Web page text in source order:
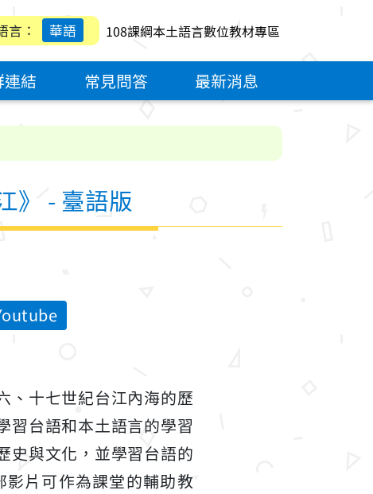
言： 華語 108課綱本土語言數位教材專區
結 常見問答 最新消息
》 - 臺語版
、十七世紀台江內海的歷
習台語和本土語言的學習
史與文化，並學習台語的
片可作為課堂的輔助教